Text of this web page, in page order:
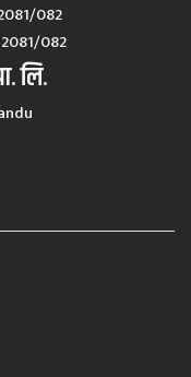
082
2081/082
लि.